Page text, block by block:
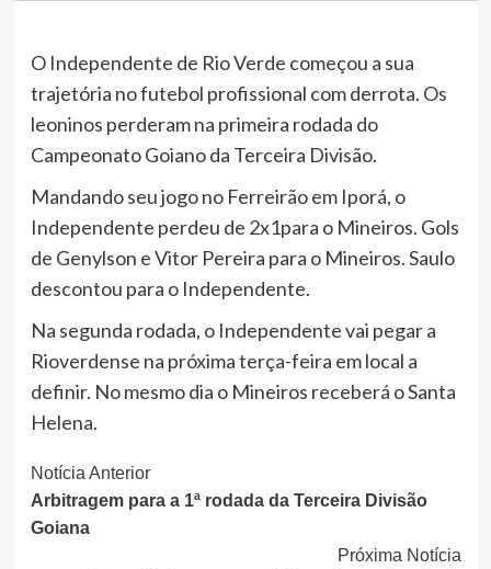
O Independente de Rio Verde começou a sua
trajetória no futebol profissional com derrota. Os
leoninos perderam na primeira rodada do
Campeonato Goiano da Terceira Divisão.
Mandando seu jogo no Ferreirão em Iporá, o
Independente perdeu de 2x1para o Mineiros. Gols
de Genylson e Vitor Pereira para o Mineiros. Saulo
descontou para o Independente.
Na segunda rodada, o Independente vai pegar a
Rioverdense na próxima terça-feira em local a
definir. No mesmo dia o Mineiros receberá o Santa
Helena.
Continue
Lendo
Notícia Anterior
Arbitragem para a 1ª rodada da Terceira Divisão
Goiana
Próxima Notícia